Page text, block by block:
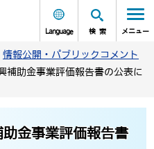
Language 検索 メニュー
情報公開・パブリックコメント
補助金事業評価報告書の公表に
金事業評価報告書